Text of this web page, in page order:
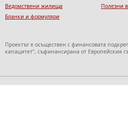
Ведомствени жилища
Бланки и формуляри
Полезни
Проектът е осъществен с финансовата
капацитет", съфинансирана от Европейския